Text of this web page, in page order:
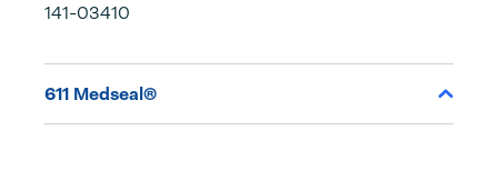
141-03410
611 Medseal®